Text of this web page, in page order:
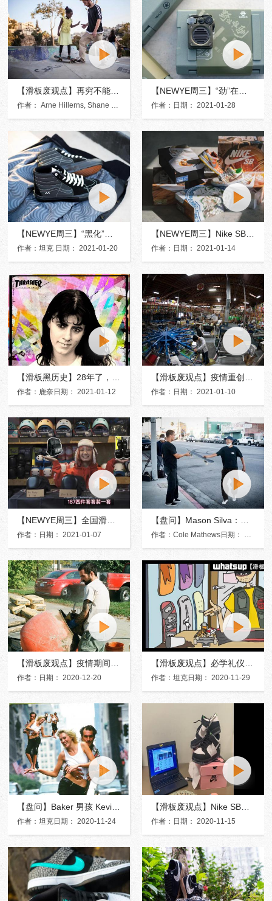
作者： Arne Hillerns, Shane Carrick, Jerry Mraz日期： 2021-02-02
【NEWYE周三】“劲”在掌握，一只可以“盘”的音响
作者：日期： 2021-01-28
【NEWYE周三】“黑化”后的Vans滑板线，不止是更名改色而已
作者：坦克 日期： 2021-01-20
【NEWYE周三】Nike SB「Street Hawker」:成都特殊鞋盒
作者：日期： 2021-01-14
作者：鹿奈日期： 2021-01-12 作者：日期： 2021-01-10
作者：日期： 2021-01-07 作者：Cole Mathews日期： 2021-01-03
【滑板废观点】疫情期间滑手比较闲，抓紧修几个板场玩吧
作者：日期： 2020-12-20
【滑板废观点】必学礼仪，让你迅速和滑板店老板打成一片
作者：坦克日期： 2020-11-29
作者：坦克日期： 2020-11-24
【滑板废观点】Nike SB太难抢，我们上暗网淘了一双！
作者：日期： 2020-11-15